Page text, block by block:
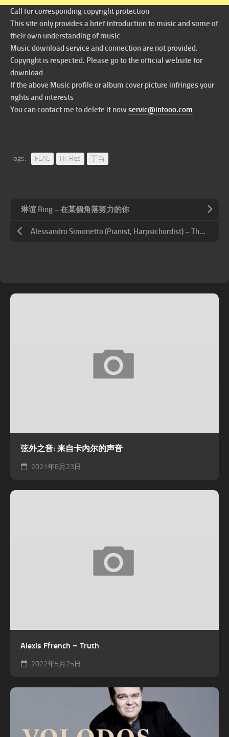
Call for corresponding copyright protection
This site only provides a brief introduction to music and some of
their own understanding of music
Music download service and connection are not provided.
Copyright is respected. Please go to the official website for
download
If the above Music profile or album cover picture infringes your
rights and interests
You can contact me to delete it now servic@intooo.com
Tags: FLAC Hi-Res 丁当
琳谊 Ring – 在某個角落努力的你
Alessandro Simonetto (Pianist, Harpsichordist) – The Music of Erik Satie The Anniversary (1925-2025)
弦外之音: 来自卡内尔的声音
2021年8月23日
Alexis Ffrench – Truth
2022年5月25日